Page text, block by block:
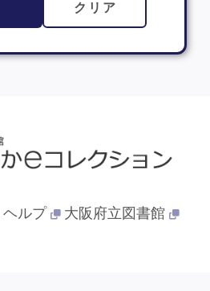
クリア
ヘルプ 大阪府立図書館